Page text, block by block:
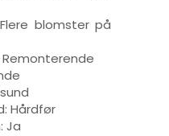
blomster på
Hårdfør
Ja